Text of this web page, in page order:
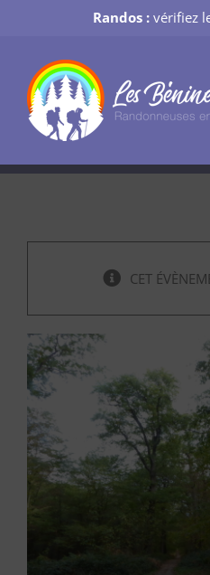
Randos : vérifiez
contenu
CET